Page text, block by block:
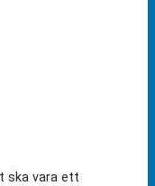
ska vara ett